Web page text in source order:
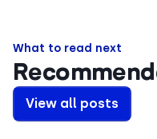
What to read next
View all posts